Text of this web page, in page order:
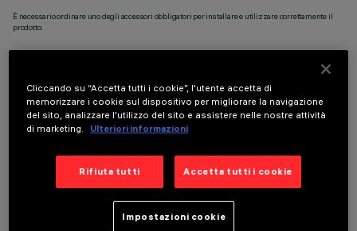
È necessario ordinare uno degli accessori obbligatori per installare e utilizzare correttamente il
prodotto:
COMPONENTI OPZIONALI
Cliccando su “Accetta tutti i cookie”, l'utente accetta di
memorizzare i cookie sul dispositivo per migliorare la navigazione
del sito, analizzare l'utilizzo del sito e assistere nelle nostre attività
di marketing. Ulteriori informazioni
Rifiuta tutti Accetta tutti i cookie
Impostazioni cookie